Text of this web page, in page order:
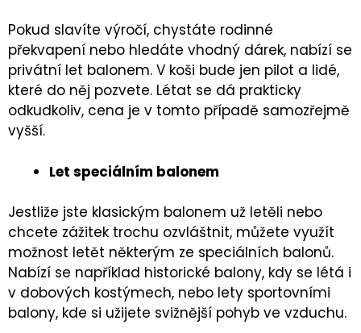
Pokud slavíte výročí, chystáte rodinné
překvapení nebo hledáte vhodný dárek, nabízí se
privátní let balonem. V koši bude jen pilot a lidé,
které do něj pozvete. Létat se dá prakticky
odkudkoliv, cena je v tomto případě samozřejmě
vyšší.
Let speciálním balonem
Jestliže jste klasickým balonem už letěli nebo
chcete zážitek trochu ozvláštnit, můžete využít
možnost letět některým ze speciálních balonů.
Nabízí se například historické balony, kdy se létá i
v dobových kostýmech, nebo lety sportovními
balony, kde si užijete svižnější pohyb ve vzduchu.